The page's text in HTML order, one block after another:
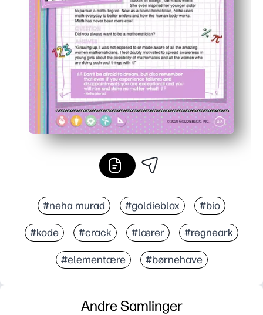
#neha murad #goldieblox #bio
#kode #crack #lærer #regneark
#elementære #børnehave
Andre Samlinger